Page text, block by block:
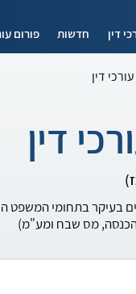
דין חדשות פורום
דין
דין
בעיקר בתחומי המשפט
הכנסה, מס שבח ומע"מ)